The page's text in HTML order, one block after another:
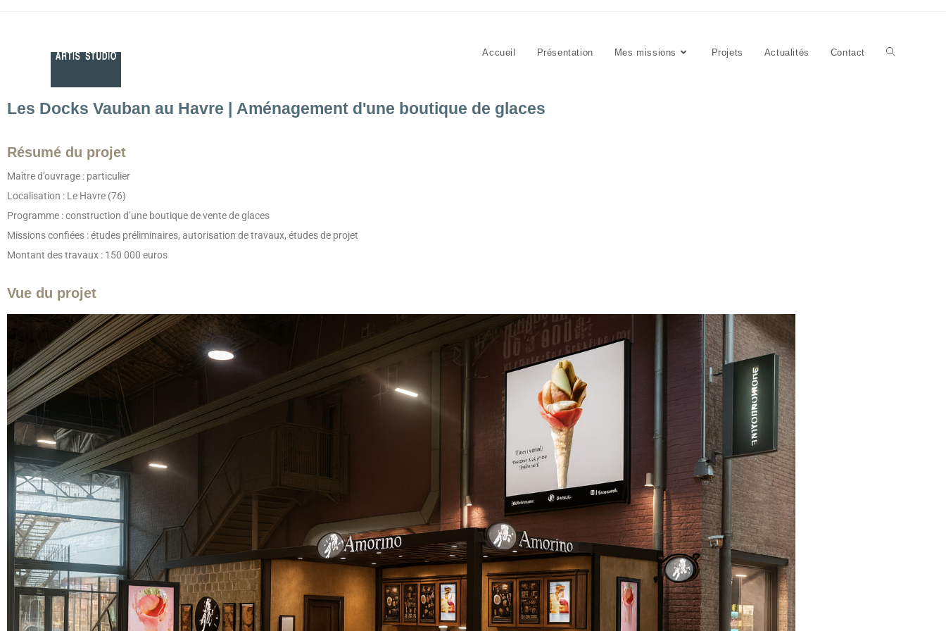
Accueil Présentation Mes missions Projets Actualités Contact
Les Docks Vauban au Havre | Aménagement d'une boutique de glaces
Résumé du projet
Maître d’ouvrage : particulier
Localisation : Le Havre (76)
Programme : construction d’une boutique de vente de glaces
Missions confiées : études préliminaires, autorisation de travaux, études de projet
Montant des travaux : 150 000 euros
Vue du projet